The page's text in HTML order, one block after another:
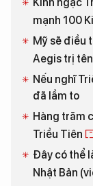
mạnh 100
Mỹ sẽ điều
Aegis trị
Nếu nghĩ
đã lầm to
Hàng trăm
Triều Tiên
Đây có thể
Nhật Bản